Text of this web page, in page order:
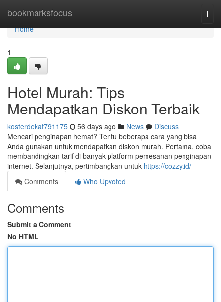
bookmarksfocus
Home
Home
1
Hotel Murah: Tips
Mendapatkan Diskon Terbaik
kosterdekat791175 56 days ago News
Discuss
Mencari penginapan hemat? Tentu beberapa cara yang bisa
Anda gunakan untuk mendapatkan diskon murah. Pertama, coba
membandingkan tarif di banyak platform pemesanan penginapan
internet. Selanjutnya, pertimbangkan untuk https://cozzy.id/
Comments
Who Upvoted
Comments
Submit a Comment
No HTML